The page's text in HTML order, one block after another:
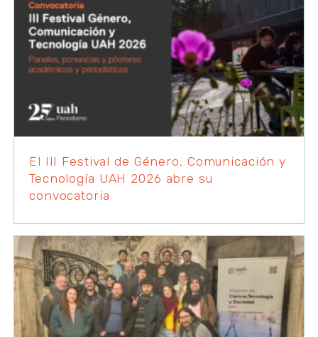
El III Festival de Género, Comunicación y
Tecnología UAH 2026 abre su
convocatoria